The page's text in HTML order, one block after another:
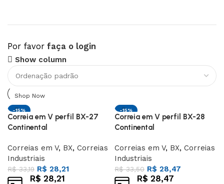
Por favor faça o login
Upholstered chair
Discount 10%
Shop Now
Show column
-15%
Correia em V perfil BX-27
Continental
Correias em V, BX, Correias
Industriais
R$33,19 R$ 28,21
R$ 28,21
-15%
Correia em V perfil BX-28
Continental
Correias em V, BX, Correias
Industriais
R$33,50 R$ 28,47
R$ 28,47